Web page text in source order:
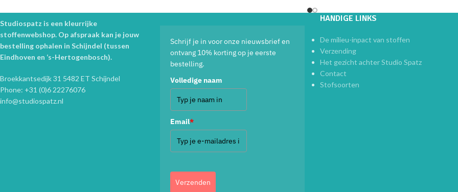
Studiospatz is een kleurrijke
stoffenwebshop. Op afspraak kan je jouw
bestelling ophalen in Schijndel (tussen
Eindhoven en ‘s-Hertogenbosch).
Broekkantsedijk 31 5482 ET Schijndel
Phone: +31 (0)6 22276076
info@studiospatz.nl
Schrijf je in voor onze nieuwsbrief en
ontvang 10% korting op je eerste
bestelling.
Volledige naam
Email*
Verzenden
HANDIGE LINKS
De milieu-inpact van stoffen
Verzending
Het gezicht achter Studio Spatz
Contact
Stofsoorten